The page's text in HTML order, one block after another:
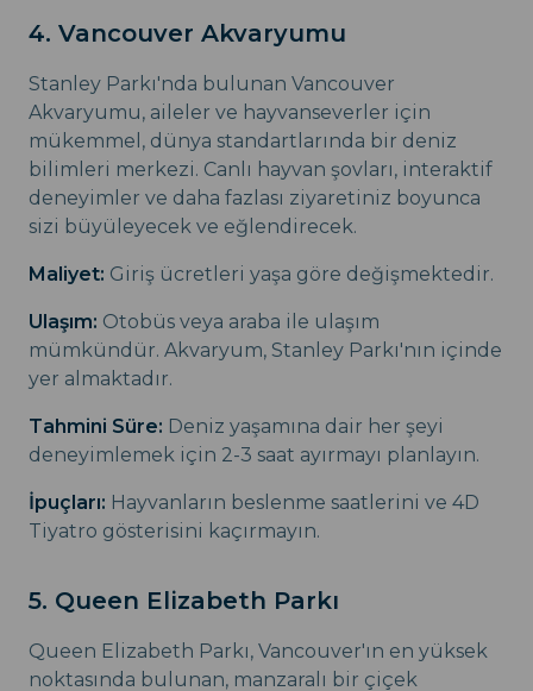
4. Vancouver Akvaryumu
Stanley Parkı'nda bulunan Vancouver
Akvaryumu, aileler ve hayvanseverler için
mükemmel, dünya standartlarında bir deniz
bilimleri merkezi. Canlı hayvan şovları, interaktif
deneyimler ve daha fazlası ziyaretiniz boyunca
sizi büyüleyecek ve eğlendirecek.
Maliyet: Giriş ücretleri yaşa göre değişmektedir.
Ulaşım: Otobüs veya araba ile ulaşım
mümkündür. Akvaryum, Stanley Parkı'nın içinde
yer almaktadır.
Tahmini Süre: Deniz yaşamına dair her şeyi
deneyimlemek için 2-3 saat ayırmayı planlayın.
İpuçları: Hayvanların beslenme saatlerini ve 4D
Tiyatro gösterisini kaçırmayın.
5. Queen Elizabeth Parkı
Queen Elizabeth Parkı, Vancouver'ın en yüksek
noktasında bulunan, manzaralı bir çiçek